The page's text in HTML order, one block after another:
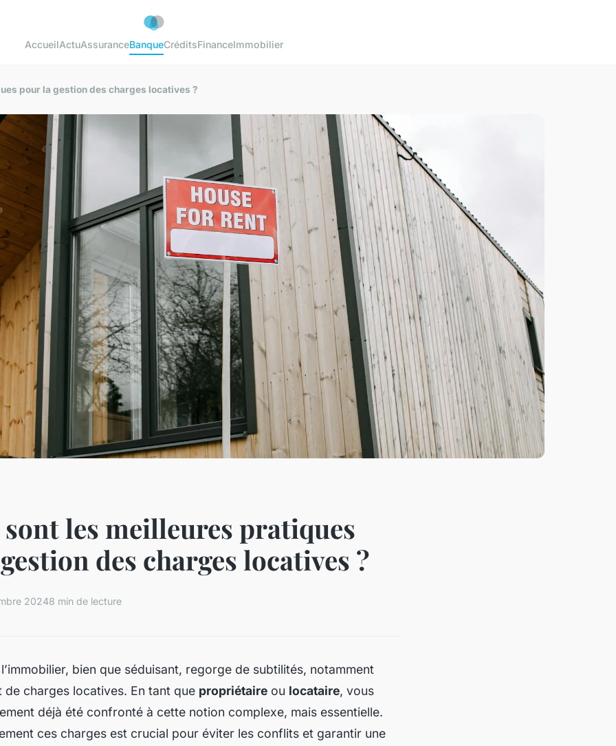
AccueilActuAssuranceBanqueCréditsFinanceImmobilier
pour la gestion des charges locatives ?
les meilleures pratiques
des charges locatives ?
20248 min de lecture
bien que séduisant, regorge de subtilités, notamment
de charges locatives. En tant que propriétaire ou locataire, vous
déjà été confronté à cette notion complexe, mais essentielle.
ces charges est crucial pour éviter les conflits et garantir une